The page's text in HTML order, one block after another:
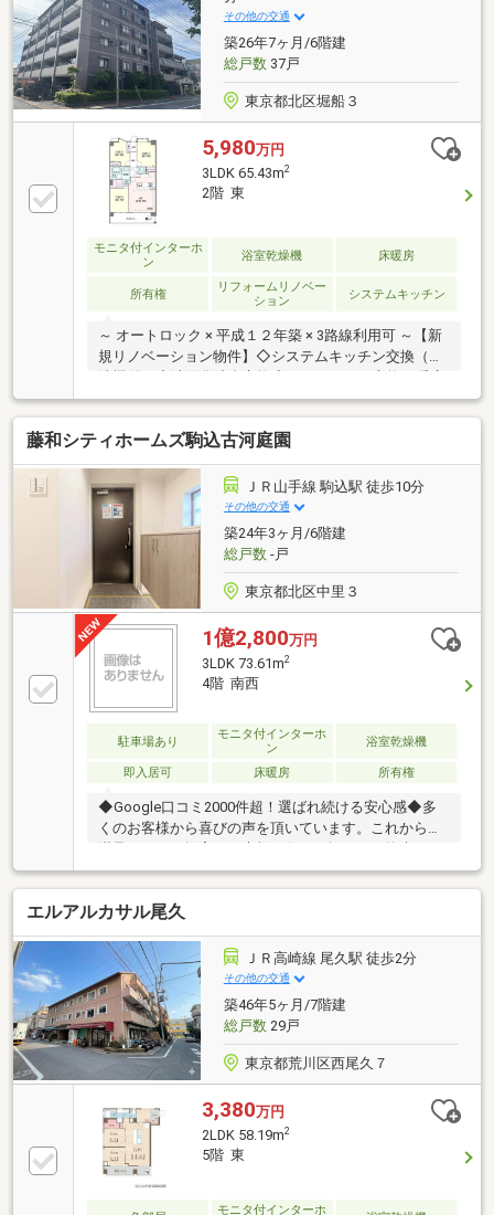
い資金計画をプロがアドバイス。お問合せは【資料請
求】又は【フリーダイヤル】へお気軽にお問い合わせ
ください。
その他の交通
築26年7ヶ月/6階建
総戸数37戸
東京都北区堀船３
5,980万円
3LDK 65.43m2
2階 東
モニタ付インターホ
ン
浴室乾燥機 床暖房
所有権
リフォームリノベー
ション
システムキッチン
～ オートロック × 平成１２年築 × 3路線利用可 ～【新
規リノベーション物件】◇システムキッチン交換（食
換気乾燥機付）◇給湯器交換（追焚機能付）◇トイレ
交換（温水洗浄機能付） ◇フローリング貼替◇フロ
アタイル貼替◇クロス貼替 ◇建具交換◇給水管・給
湯管・排水管交換（室内側）◇玄関エコカラット貼◇
玄関フック取付◇ホスクリーン取付◇ハウスクリーニ
ング◇エアコン１基新規設置（2026年9月完成予定）
藤和シティホームズ駒込古河庭園
ＪＲ山手線 駒込駅 徒歩10分
その他の交通
築24年3ヶ月/6階建
総戸数-戸
東京都北区中里３
1億2,800万円
3LDK 73.61m2
4階 南西
駐車場あり
モニタ付インターホ
ン
浴室乾燥機
即入居可 床暖房 所有権
◆Google口コミ2000件超！選ばれ続ける安心感◆多
くのお客様から喜びの声を頂いています。これからも
す。◆購入はゴールではなく幸せな未来へのスタート
◆住み始めてからの不安や悩みも、TOHO HOUSE
CLUBが将来サポート。お客様一人ひとりの安心を守る
ため、いつもずっと人生に寄り添い、豊かな未来を支
え続けます。◆ローン相談大歓迎！頭金0円からの購
入も可能◆将来のライフイベントを見据え、無理のな
い資金計画をプロがアドバイス。お問合せは【資料請
求】又は【フリーダイヤル】へお気軽にお問い合わせ
ください。
エルアルカサル尾久
ＪＲ高崎線 尾久駅 徒歩2分
その他の交通
築46年5ヶ月/7階建
総戸数29戸
東京都荒川区西尾久７
3,380万円
2LDK 58.19m2
5階 東
モニタ付インターホ